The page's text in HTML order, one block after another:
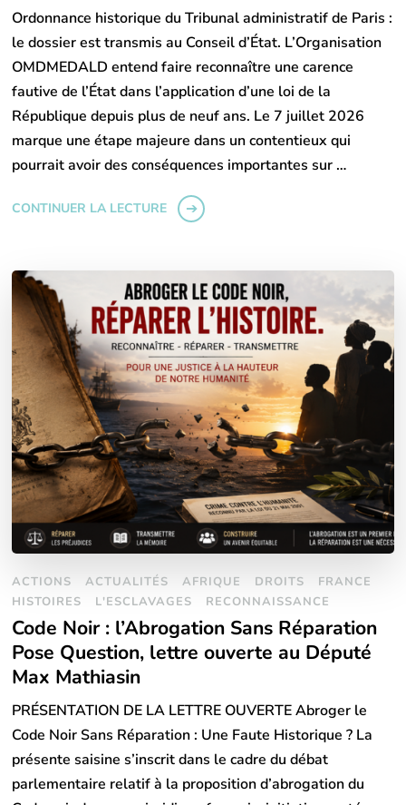
Ordonnance historique du Tribunal administratif de Paris :
le dossier est transmis au Conseil d’État. L’Organisation
OMDMEDALD entend faire reconnaître une carence
fautive de l’État dans l’application d’une loi de la
République depuis plus de neuf ans. Le 7 juillet 2026
marque une étape majeure dans un contentieux qui
pourrait avoir des conséquences importantes sur …
CONTINUER LA LECTURE
ACTIONS ACTUALITÉS AFRIQUE DROITS
FRANCE
HISTOIRES
L'ESCLAVAGES RECONNAISSANCE
Code Noir : l’Abrogation Sans Réparation
Pose Question, lettre ouverte au Député
Max Mathiasin
PRÉSENTATION DE LA LETTRE OUVERTE Abroger le
Code Noir Sans Réparation : Une Faute Historique ? La
présente saisine s’inscrit dans le cadre du débat
parlementaire relatif à la proposition d’abrogation du